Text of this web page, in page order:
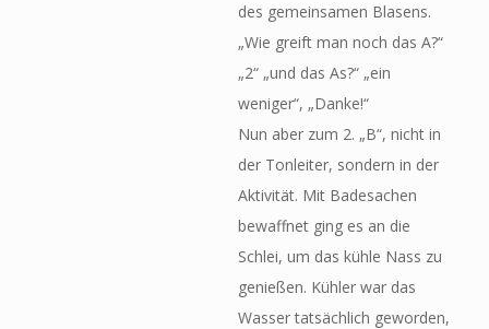
des gemeinsamen Blasens.
„Wie greift man noch das A?“
„2“ „und das As?“ „ein
weniger“, „Danke!“
Nun aber zum 2. „B“, nicht in
der Tonleiter, sondern in der
Aktivität. Mit Badesachen
bewaffnet ging es an die
Schlei, um das kühle Nass zu
genießen. Kühler war das
Wasser tatsächlich geworden,